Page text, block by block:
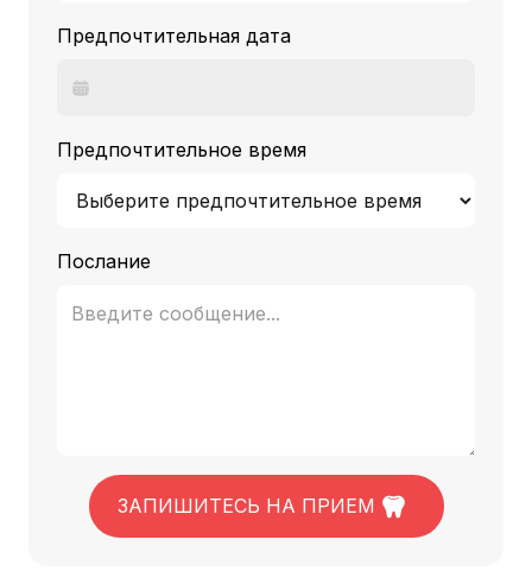
Предпочтительная дата
Предпочтительное время
Послание